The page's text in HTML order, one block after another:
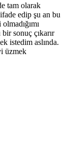
tam olarak
edip şu an bu
sonuç çıkarır
istedim aslında.
üzmek